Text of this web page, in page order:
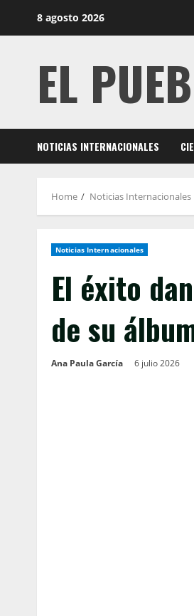
8 agosto 2026
EL
NOTICIAS INTERNACIONALES
Home Noticias Internacionales
Noticias Internacionales
El éxito
de su
Ana Paula García 6 julio 2026